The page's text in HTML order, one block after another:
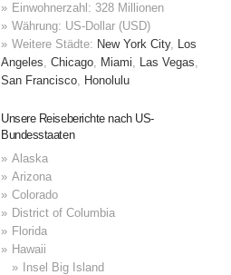
Einwohnerzahl: 328 Millionen
Währung: US-Dollar (USD)
Weitere Städte: New York City, Los
Angeles,Chicago, Miami, Las Vegas,
San Francisco, Honolulu
Unsere Reiseberichte nach US-
Bundesstaaten
Alaska
Arizona
Colorado
District of Columbia
Florida
Hawaii
Insel Big Island